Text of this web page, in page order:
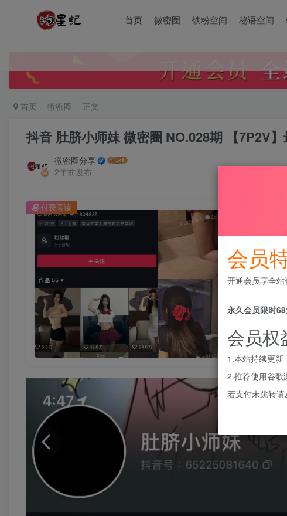
首页 微密圈 铁粉空间 秘语空间
首页 微密圈 正文
抖音 肚脐小师妹 微密圈 NO.028期 【7P2V
微密圈分享
2年前发布
抖音
此内容
付费阅读
会员
开通会员享全
永久会员限时
会员权
1.本站持续更新
2.推荐使用谷歌
若支付未跳转